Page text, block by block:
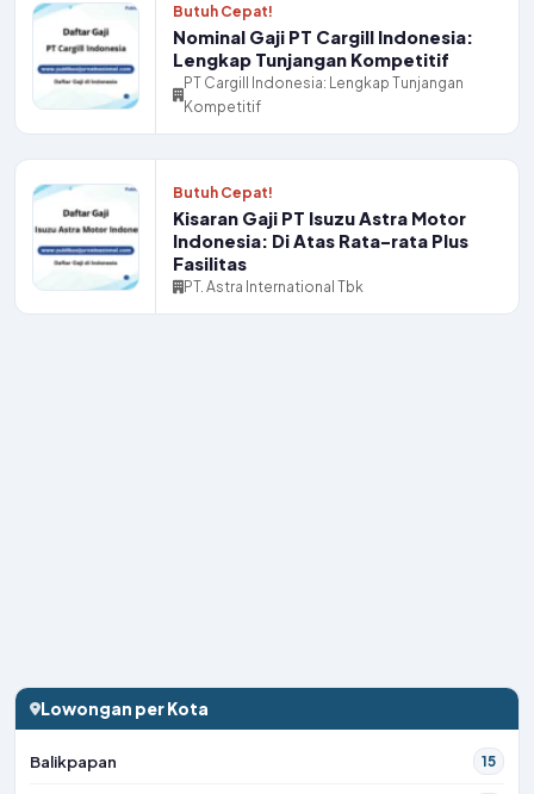
Butuh Cepat!
Nominal Gaji PT Cargill Indonesia:
Lengkap Tunjangan Kompetitif
PT Cargill Indonesia: Lengkap Tunjangan
Kompetitif
Butuh Cepat!
Kisaran Gaji PT Isuzu Astra Motor
Indonesia: Di Atas Rata-rata Plus
Fasilitas
PT. Astra International Tbk
Lowongan per Kota
Balikpapan 15